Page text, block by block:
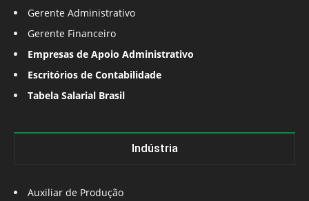
Gerente Administrativo
Gerente Financeiro
Empresas de Apoio Administrativo
Escritórios de Contabilidade
Tabela Salarial Brasil
Indústria
Auxiliar de Produção